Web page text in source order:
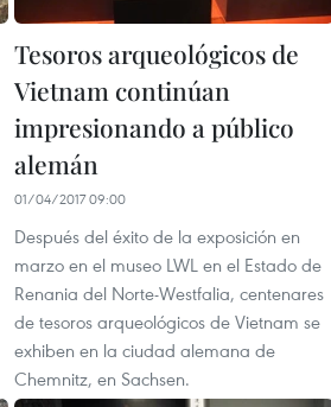
Tesoros arqueológicos de
Vietnam continúan
impresionando a público
alemán
01/04/2017 09:00
Después del éxito de la exposición en
marzo en el museo LWL en el Estado de
Renania del Norte-Westfalia, centenares
de tesoros arqueológicos de Vietnam se
exhiben en la ciudad alemana de
Chemnitz, en Sachsen.